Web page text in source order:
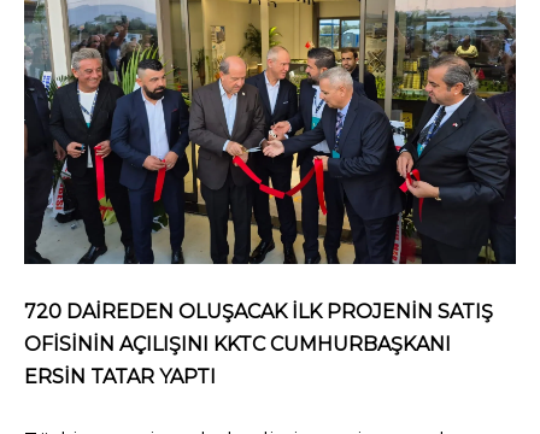
720 DAİREDEN OLUŞACAK İLK PROJENİN SATIŞ
OFİSİNİN AÇILIŞINI KKTC CUMHURBAŞKANI
ERSİN TATAR YAPTI